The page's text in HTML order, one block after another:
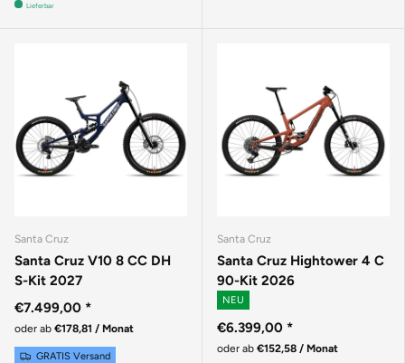
Lieferbar
Santa Cruz
Santa Cruz V10 8 CC DH
S-Kit 2027
€7.499,00 *
oder ab €178,81 / Monat
GRATIS Versand
Santa Cruz
Santa Cruz Hightower 4 C
90-Kit 2026
NEU
€6.399,00 *
oder ab €152,58 / Monat